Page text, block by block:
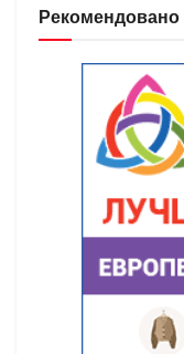
Рекомендовано